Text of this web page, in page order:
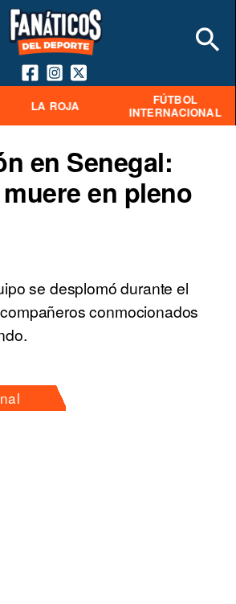
LA ROJA
FÚTBOL
INTERNACIONAL
en Senegal:
en pleno
se desplomó durante el
conmocionados